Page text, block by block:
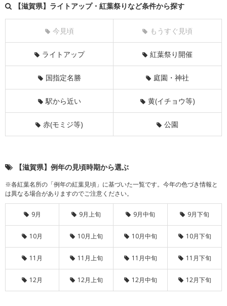
【滋賀県】ライトアップ・紅葉祭りなど条件から探す
今見頃 もうすぐ見頃
ライトアップ 紅葉祭り開催
国指定名勝 庭園・神社
駅から近い 黄(イチョウ等)
赤(モミジ等) 公園
【滋賀県】例年の見頃時期から選ぶ
※各紅葉名所の「例年の紅葉見頃」に基づいた一覧です。今年の色づき情報と
は異なる場合がありますのでご注意ください。
9月 9月上旬 9月中旬 9月下旬
10月 10月上旬 10月中旬 10月下旬
11月 11月上旬 11月中旬 11月下旬
12月 12月上旬 12月中旬 12月下旬